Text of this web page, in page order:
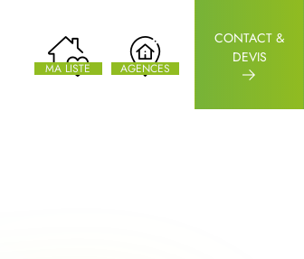
MA LISTE AGENCES
CONTACT &
DEVIS